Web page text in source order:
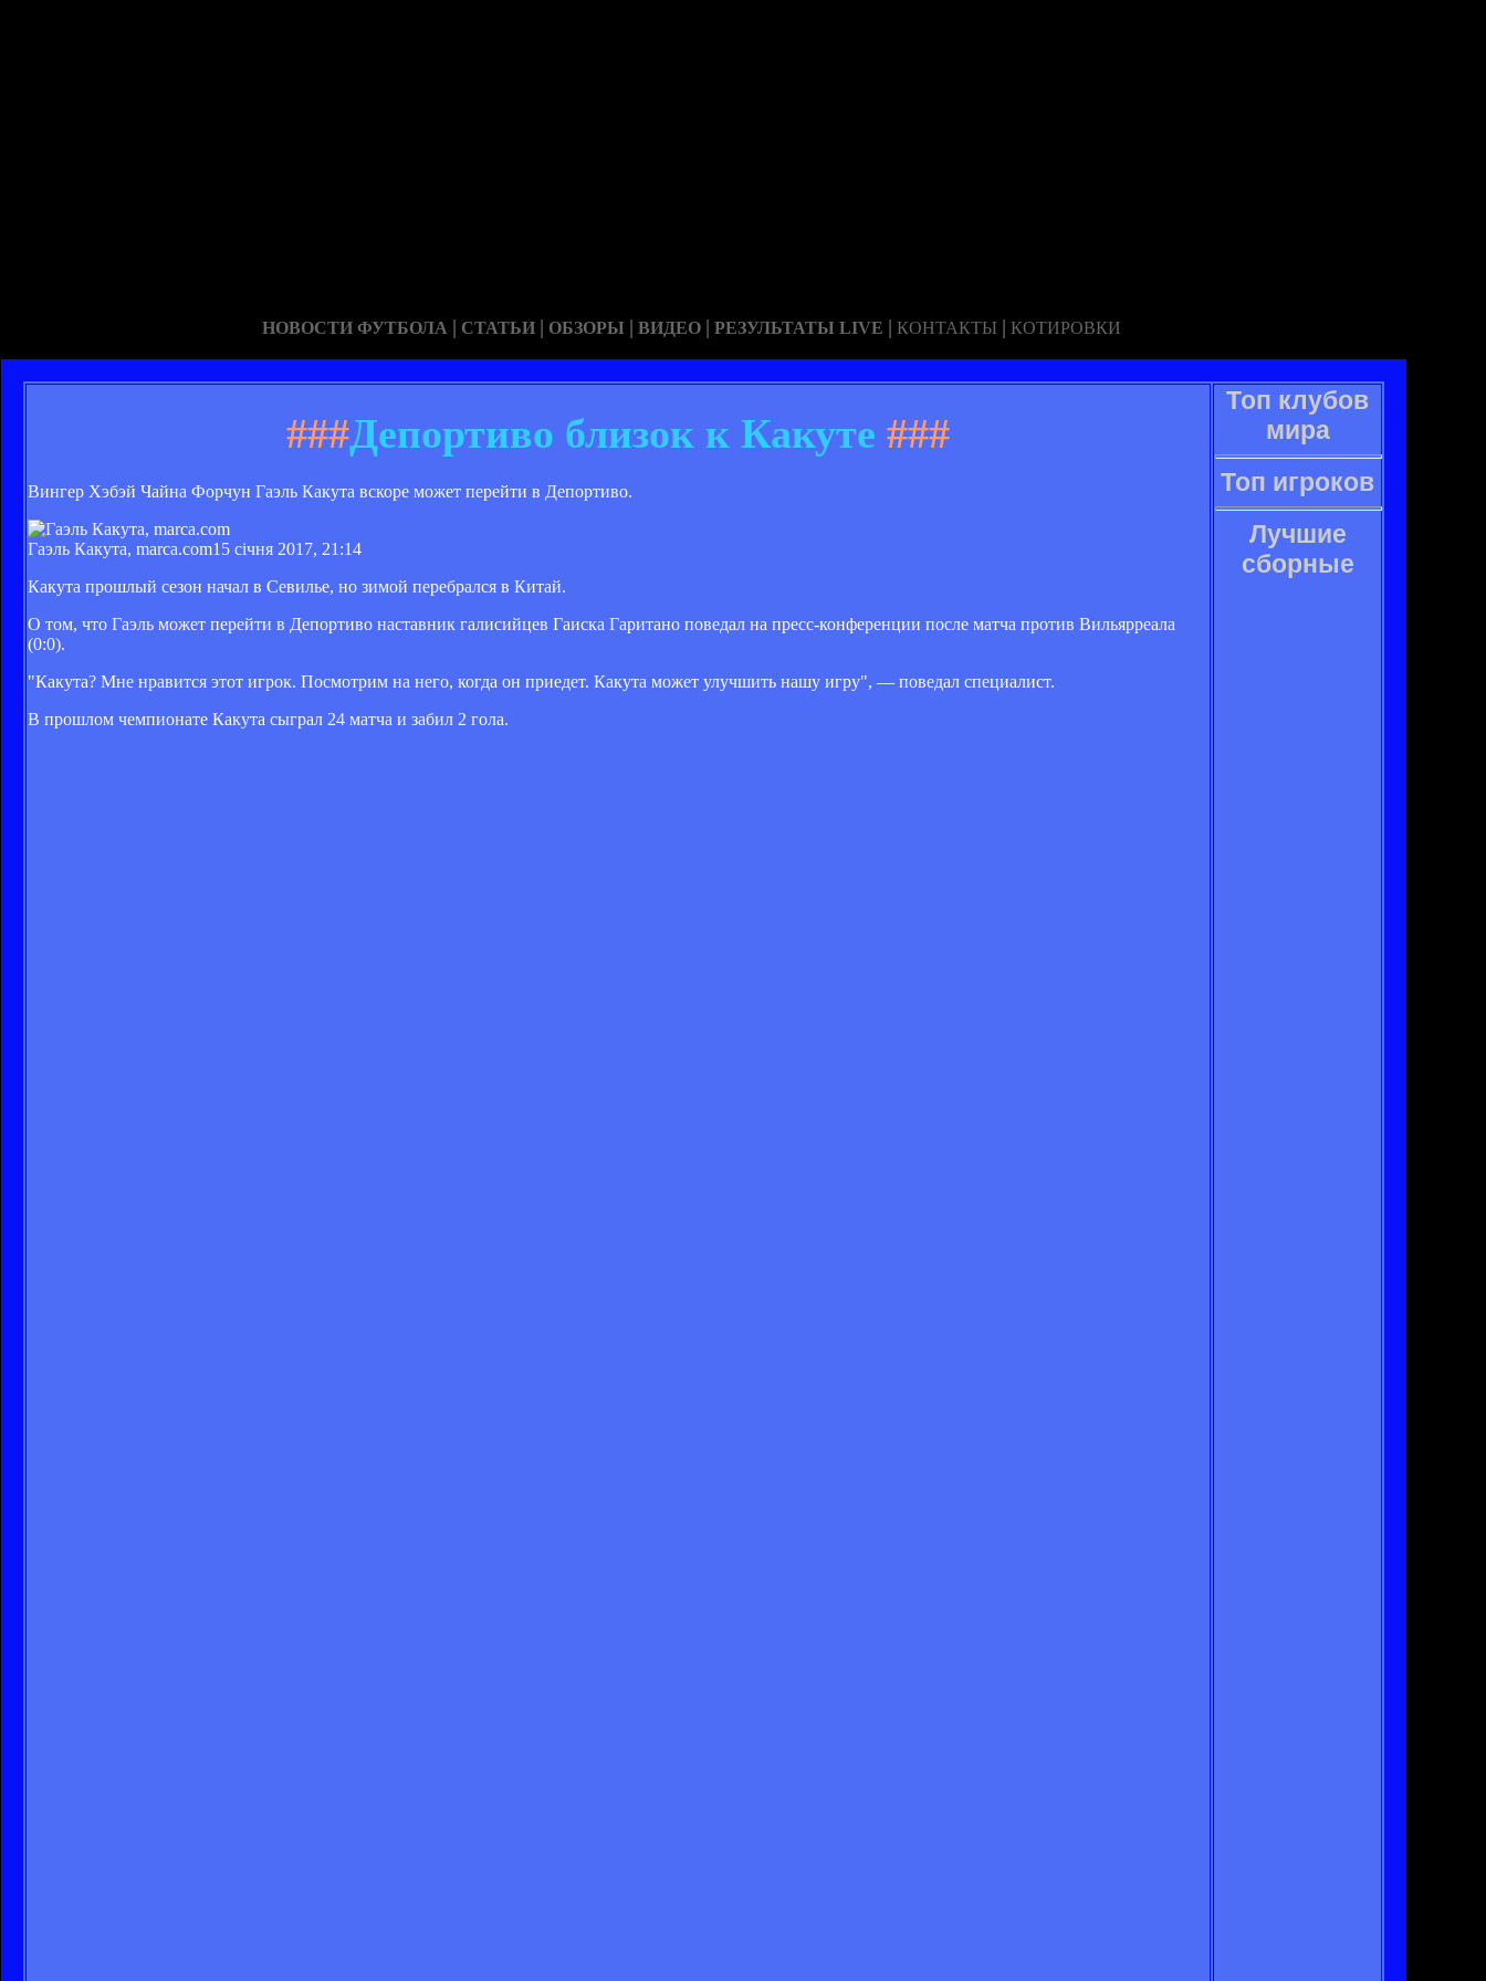
НОВОСТИ ФУТБОЛА | СТАТЬИ | ОБЗОРЫ | ВИДЕО | РЕЗУЛЬТАТЫ LIVE | КОНТАКТЫ | КОТИРОВКИ
###Депортиво близок к Какуте ###
Вингер Хэбэй Чайна Форчун Гаэль Какута вскоре может перейти в Депортиво.
Гаэль Какута, marca.com15 січня 2017, 21:14
Какута прошлый сезон начал в Севилье, но зимой перебрался в Китай.
О том, что Гаэль может перейти в Депортиво наставник галисийцев Гаиска Гаритано поведал на пресс-конференции после матча против Вильярреала
(0:0).
"Какута? Мне нравится этот игрок. Посмотрим на него, когда он приедет. Какута может улучшить нашу игру", — поведал специалист.
В прошлом чемпионате Какута сыграл 24 матча и забил 2 гола.
Топ клубов
мира
Топ игроков
Лучшие
сборные